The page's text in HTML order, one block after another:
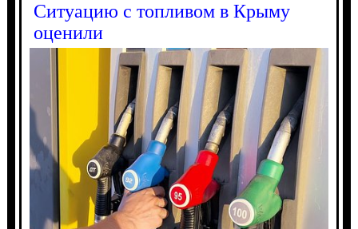
Ситуацию с топливом в Крыму
оценили